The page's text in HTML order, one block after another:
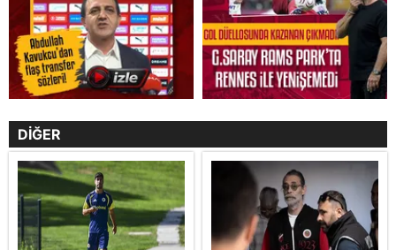
DİĞER